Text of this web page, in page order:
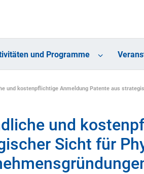
und Programme
und kostenpflichtige Anmeldung Patente aus
und
Sicht für